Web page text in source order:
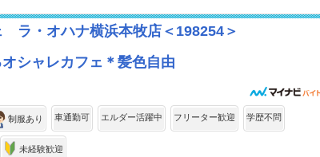
ラ・オハナ横浜本牧店＜198254＞
シャレカフェ＊髪色自由
制服あり 車通勤可 エルダー活躍中 フリーター歓迎 学歴不問
未経験歓迎